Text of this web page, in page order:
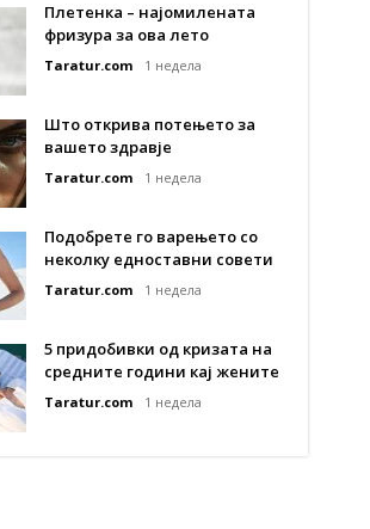
Плетенка – најомилената
фризура за ова лето
Taratur.com 1 недела
Што открива потењето за
вашето здравје
Taratur.com 1 недела
Подобрете го варењето со
неколку едноставни совети
Taratur.com 1 недела
5 придобивки од кризата на
средните години кај жените
Taratur.com 1 недела